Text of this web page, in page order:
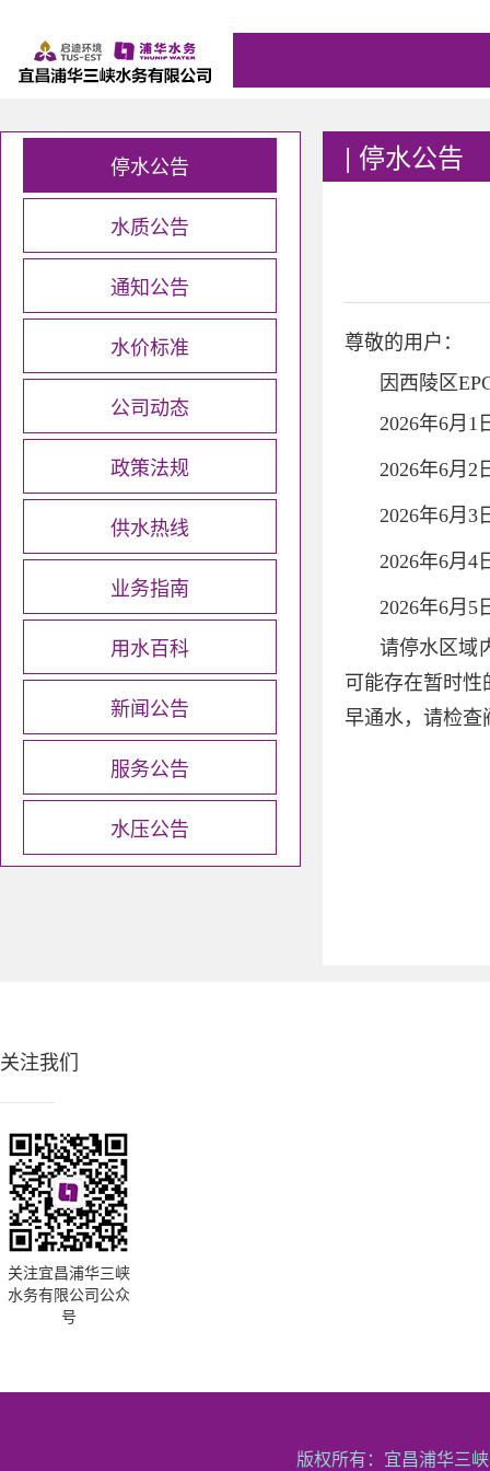
停水公告
水质公告
通知公告
水价标准
公司动态
政策法规
供水热线
业务指南
用水百科
新闻公告
服务公告
水压公告
| 停水公告
尊敬的用户：
因西陵区
2026年6月1
2026年6月2
2026年6月3
2026年6月4
2026年6月5
请停水区域
可能存在暂时
早通水，请检查
关注我们
关注宜昌浦华三峡
水务有限公司公众
号
版权所有：宜昌浦华三